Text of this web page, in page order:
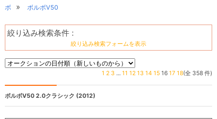
ボ
» ボルボV50
絞り込み検索条件 :
絞り込み検索フォームを表示
1 2 3 ... 11 12 13 14 15 16 17 18(全 358 件)
ボルボV50 2.0クラシック (2012)